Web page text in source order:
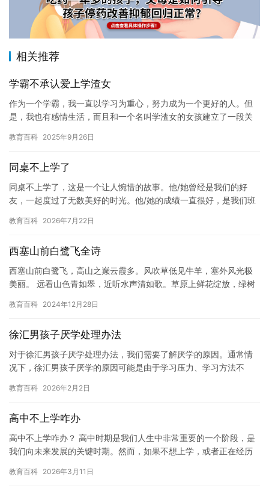
相关推荐
学霸不承认爱上学渣女
作为一个学霸，我一直以学习为重心，努力成为一个更好的人。但
是，我也有感情生活，而且和一个名叫学渣女的女孩建立了一段关
好，经…
教育百科 2025年9月26日
同桌不上学了
同桌不上学了，这是一个让人惋惜的故事。他/她曾经是我们的好
友，一起度过了无数美好的时光。他/她的成绩一直很好，是我们班
惊…
教育百科 2026年7月22日
西塞山前白鹭飞全诗
西塞山前白鹭飞，高山之巅云霞多。风吹草低见牛羊，塞外风光极
美丽。 远看山色青如翠，近听水声清如歌。草原上鲜花绽放，绿树
情…
教育百科 2024年12月28日
徐汇男孩子厌学处理办法
对于徐汇男孩子厌学处理办法，我们需要了解厌学的原因。通常情
况下，徐汇男孩子厌学的原因可能是由于学习压力、学习方法不
了…
教育百科 2026年2月2日
高中不上学咋办
高中不上学咋办？ 高中时期是我们人生中非常重要的一个阶段，是
我们向未来发展的关键时期。然而，如果不想上学，或者正在经历
教育百科 2026年3月11日